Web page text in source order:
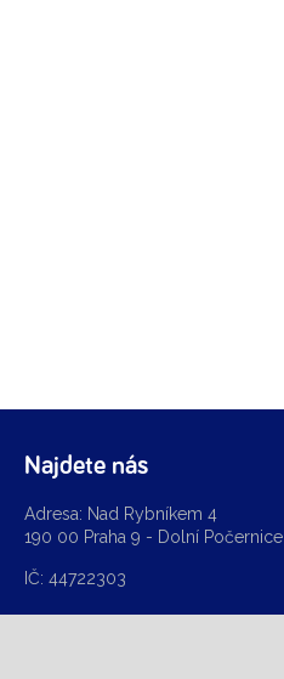
Najdete nás
Adresa: Nad Rybníkem 4
190 00 Praha 9 - Dolní Počernice
IČ: 44722303